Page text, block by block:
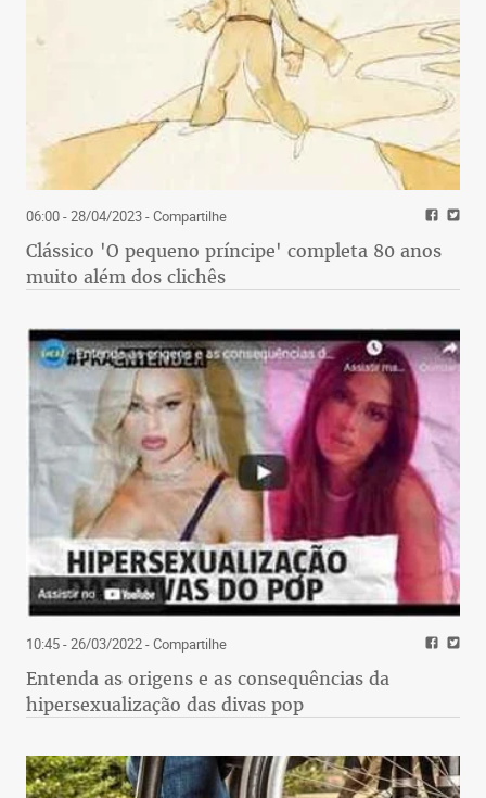
06:00 - 28/04/2023- Compartilhe
Clássico 'O pequeno príncipe' completa 80 anos
muito além dos clichês
10:45 - 26/03/2022- Compartilhe
Entenda as origens e as consequências da
hipersexualização das divas pop